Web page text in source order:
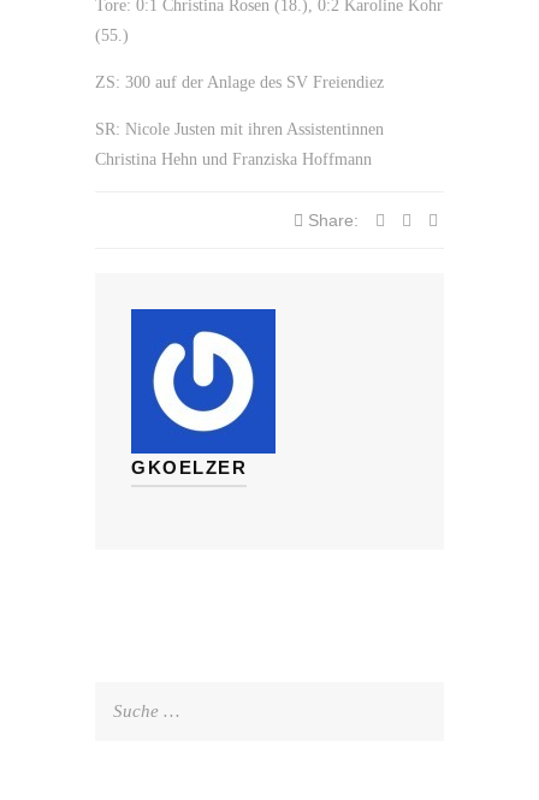
Tore: 0:1 Christina Rosen (18.), 0:2 Karoline Kohr
(55.)
ZS: 300 auf der Anlage des SV Freiendiez
SR: Nicole Justen mit ihren Assistentinnen
Christina Hehn und Franziska Hoffmann
Share:
GKOELZER